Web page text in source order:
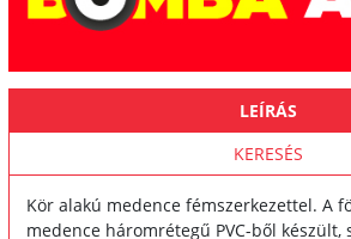
LEÍRÁS
KERESÉS
Kör alakú medence fémszerkezettel. A
medence háromrétegű PVC-ből készült,